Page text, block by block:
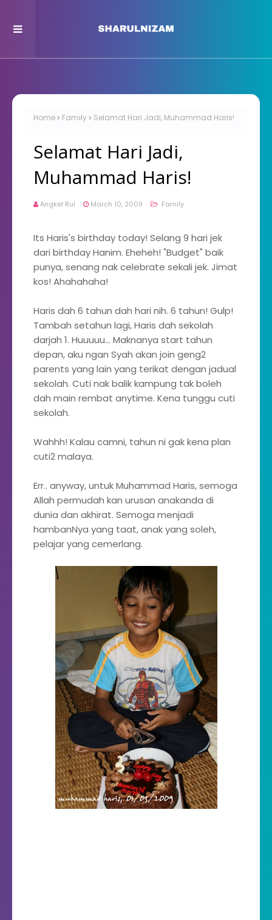
Home Family Selamat Hari Jadi, Muhammad Haris!
Selamat Hari Jadi,
Muhammad Haris!
Angkel Rul March 10, 2009 Family
Its Haris's birthday today! Selang 9 hari jek
dari birthday Hanim. Eheheh! "Budget" baik
punya, senang nak celebrate sekali jek. Jimat
kos! Ahahahaha!
Haris dah 6 tahun dah hari nih. 6 tahun! Gulp!
Tambah setahun lagi, Haris dah sekolah
darjah 1. Huuuuu... Maknanya start tahun
depan, aku ngan Syah akan join geng2
parents yang lain yang terikat dengan jadual
sekolah. Cuti nak balik kampung tak boleh
dah main rembat anytime. Kena tunggu cuti
sekolah.
Wahhh! Kalau camni, tahun ni gak kena plan
cuti2 malaya.
Err.. anyway, untuk Muhammad Haris, semoga
Allah permudah kan urusan anakanda di
dunia dan akhirat. Semoga menjadi
hambanNya yang taat, anak yang soleh,
pelajar yang cemerlang.